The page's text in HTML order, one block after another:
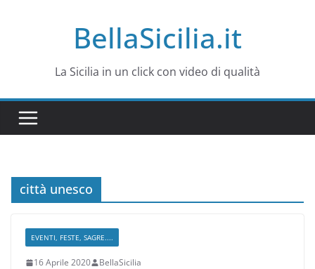
BellaSicilia.it
La Sicilia in un click con video di qualità
città unesco
EVENTI, FESTE, SAGRE....
16 Aprile 2020 BellaSicilia